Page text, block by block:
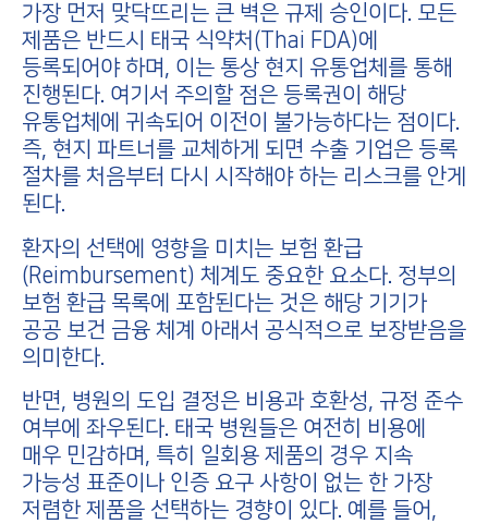
가장 먼저 맞닥뜨리는 큰 벽은 규제 승인이다. 모든
제품은 반드시 태국 식약처(Thai FDA)에
등록되어야 하며, 이는 통상 현지 유통업체를 통해
진행된다. 여기서 주의할 점은 등록권이 해당
유통업체에 귀속되어 이전이 불가능하다는 점이다.
즉, 현지 파트너를 교체하게 되면 수출 기업은 등록
절차를 처음부터 다시 시작해야 하는 리스크를 안게
된다.
환자의 선택에 영향을 미치는 보험 환급
(Reimbursement) 체계도 중요한 요소다. 정부의
보험 환급 목록에 포함된다는 것은 해당 기기가
공공 보건 금융 체계 아래서 공식적으로 보장받음을
의미한다.
반면, 병원의 도입 결정은 비용과 호환성, 규정 준수
여부에 좌우된다. 태국 병원들은 여전히 비용에
매우 민감하며, 특히 일회용 제품의 경우 지속
가능성 표준이나 인증 요구 사항이 없는 한 가장
저렴한 제품을 선택하는 경향이 있다. 예를 들어,